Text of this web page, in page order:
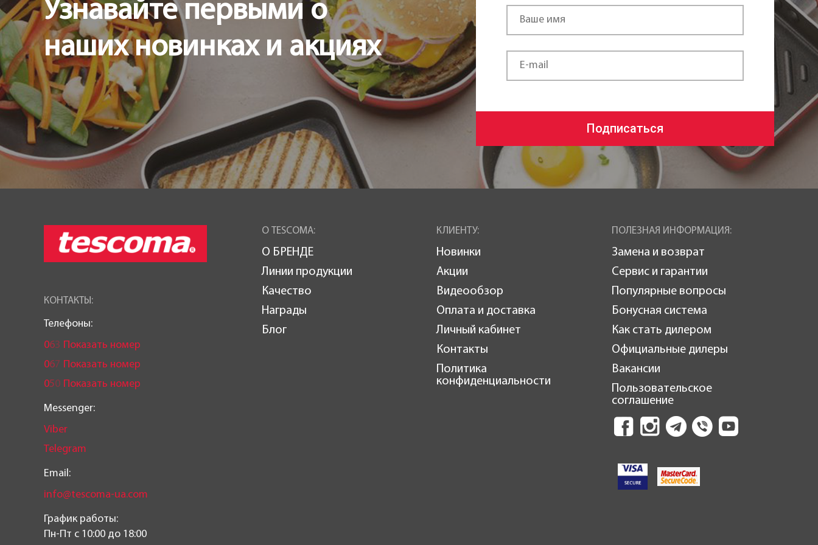
Узнавайте первыми о
наших новинках и акциях
Подписаться
КОНТАКТЫ:
Телефоны:
063 Показать номер
067 Показать номер
050 Показать номер
Messenger:
Viber
Telegram
Email:
info@tescoma-ua.com
График работы:
Пн-Пт c 10:00 до 18:00
О TESCOMA:
О БРЕНДЕ
Линии продукции
Качество
Награды
Блог
КЛИЕНТУ:
Новинки
Акции
Видеообзор
Оплата и доставка
Личный кабинет
Контакты
Политика
конфиденциальности
ПОЛЕЗНАЯ ИНФОРМАЦИЯ:
Замена и возврат
Сервис и гарантии
Популярные вопросы
Бонусная система
Как стать дилером
Официальные дилеры
Вакансии
Пользовательское
соглашение